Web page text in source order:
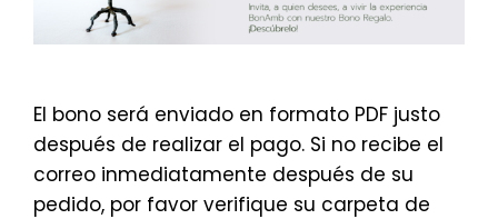
El bono será enviado en formato PDF justo
después de realizar el pago. Si no recibe el
correo inmediatamente después de su
pedido, por favor verifique su carpeta de